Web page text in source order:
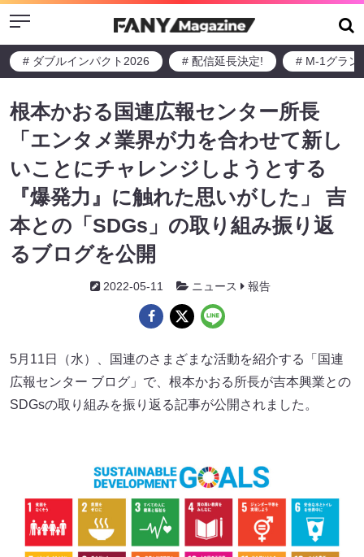
Menu
# ダブルインパクト2026 # 配信延長決定! # M-1グラン
根本かおる国連広報センター所長
「エンタメ業界が力を合わせて新し
いことにチャレンジしようとする
『爆発力』に触れた思いがした」 吉
本との「SDGs」の取り組み振り返
るブログを公開
2022-05-11 ニュース 報告
5月11日（水）、国連のさまざまな活動を紹介する「国連
広報センター ブログ」で、根本かおる所長が吉本興業との
SDGsの取り組みを振り返る記事が公開されました。